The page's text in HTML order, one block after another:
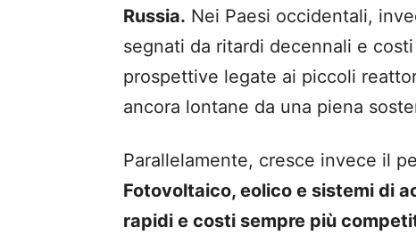
Russia. Nei Paesi occidentali,
segnati da ritardi decennali e
prospettive legate ai piccoli
ancora lontane da una piena
Parallelamente, cresce invece il
Fotovoltaico, eolico e sistemi di
rapidi e costi sempre più